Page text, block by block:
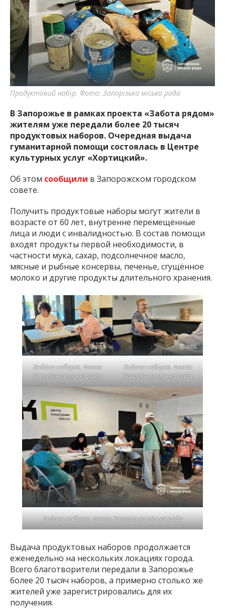
важную информацию о событиях
города Запорожья и области.
Продуктовий набір. Фото: Запорізька міська рада
В Запорожье в рамках проекта «Забота рядом»
жителям уже передали более 20 тысяч
продуктовых наборов. Очередная выдача
гуманитарной помощи состоялась в Центре
культурных услуг «Хортицкий».
Об этом сообщили в Запорожском городском
совете.
Получить продуктовые наборы могут жители в
возрасте от 60 лет, внутренне перемещённые
лица и люди с инвалидностью. В состав помощи
входят продукты первой необходимости, в
частности мука, сахар, подсолнечное масло,
мясные и рыбные консервы, печенье, сгущённое
молоко и другие продукты длительного хранения.
Видача наборів. Фото:
Запорізька міська рада
Видача наборів. Фото:
Запорізька міська рада
Видача наборів. Фото: Запорізька міська рада
Выдача продуктовых наборов продолжается
еженедельно на нескольких локациях города.
Всего благотворители передали в Запорожье
более 20 тысяч наборов, а примерно столько же
жителей уже зарегистрировались для их
получения.